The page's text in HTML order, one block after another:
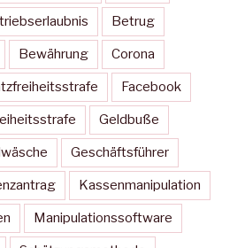
Betrug
Bewährung Corona
Facebook
Geldbuße
Geschäftsführer
Kassenmanipulation
Manipulationssoftware